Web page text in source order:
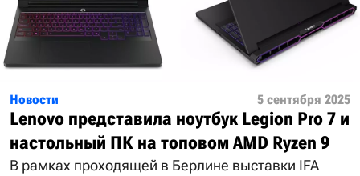
Новости 5 сентября 2025
Lenovo представила ноутбук Legion Pro 7 и
настольный ПК на топовом AMD Ryzen 9
В рамках проходящей в Берлине выставки IFA